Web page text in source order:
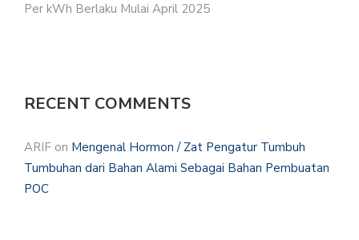
Per kWh Berlaku Mulai April 2025
RECENT COMMENTS
ARIF on Mengenal Hormon / Zat Pengatur Tumbuh
Tumbuhan dari Bahan Alami Sebagai Bahan Pembuatan
POC